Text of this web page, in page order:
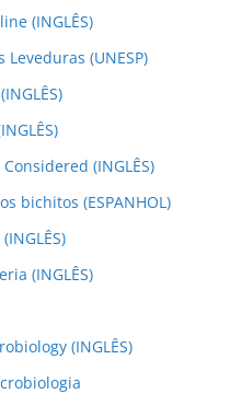
(INGLÊS)
Leveduras (UNESP)
(INGLÊS)
bichitos (ESPANHOL)
(INGLÊS)
(INGLÊS)